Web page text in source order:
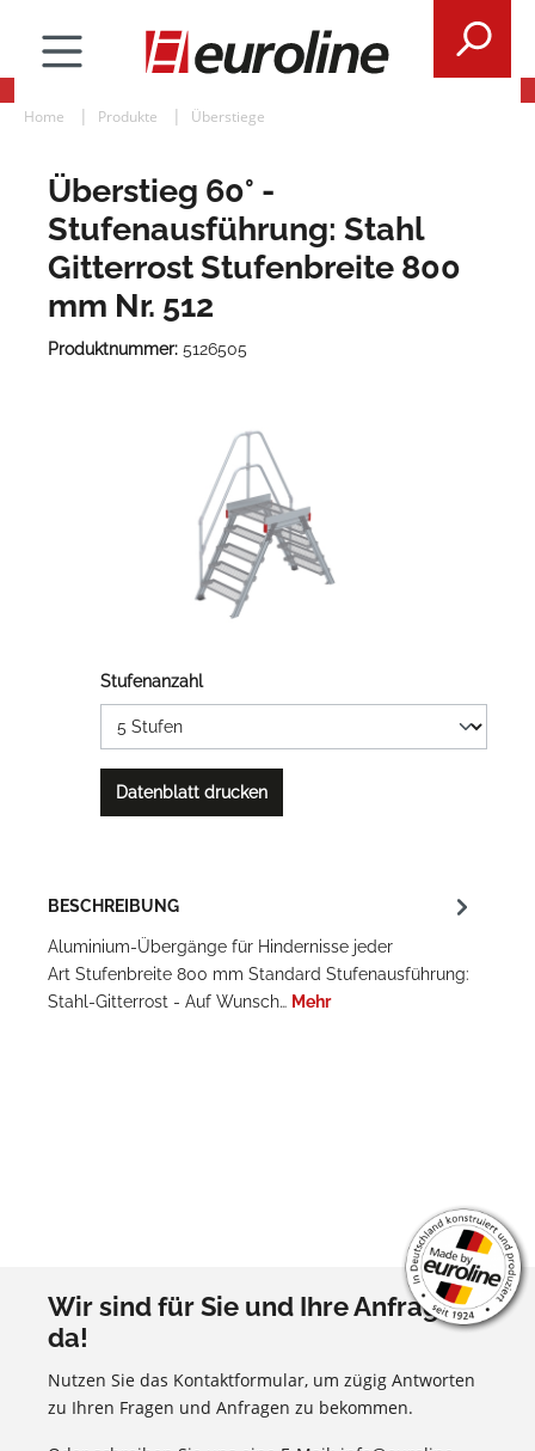
Home Produkte Überstiege
Überstieg 60° -
Stufenausführung: Stahl
Gitterrost Stufenbreite 800
mm Nr. 512
Produktnummer: 5126505
Stufenanzahl
Datenblatt drucken
BESCHREIBUNG
Aluminium-Übergänge für Hindernisse jeder
Art Stufenbreite 800 mm Standard Stufenausführung:
Stahl-Gitterrost - Auf Wunsch… Mehr
Wir sind für Sie und Ihre Anfragen
da!
Nutzen Sie das Kontaktformular, um zügig Antworten
zu Ihren Fragen und Anfragen zu bekommen.